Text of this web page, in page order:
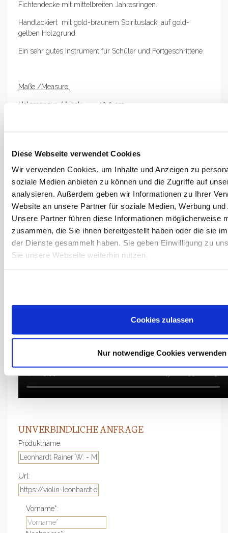
Diese Webseite verwendet Cookies
Wir verwenden Cookies, um Inhalte und Anzeigen zu
soziale Medien anbieten zu können und die Zugriffe auf
analysieren. Außerdem geben wir Informationen zu Ihrer
Website an unsere Partner für soziale Medien, Werbung
Unsere Partner führen diese Informationen möglicherweise
zusammen, die Sie ihnen bereitgestellt haben oder die sie
der Dienste gesammelt haben. Sie geben Einwilligung zu
Sie unsere Webseite weiterhin nutzen.
Cookies zulassen
Nur notwendige Cookies verwenden
Fichtendecke mit mittelbreiten Jahresringen.
Handlackiert mit gold-braunem Spirituslack, auf gold-
gelben Holzgrund.
Ein sehr gutes Instrument für Schüler und Fortgeschrittene
Maße /Measure:
Halsmensur / Neck: 13,0 cm
HÖRPROBE
UNVERBINDLICHE ANFRAGE
Produktname:
Url:
Vorname*: